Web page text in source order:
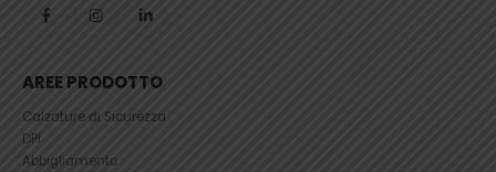
AREE PRODOTTO
Calzature di Sicurezza
DPI
Abbigliamento